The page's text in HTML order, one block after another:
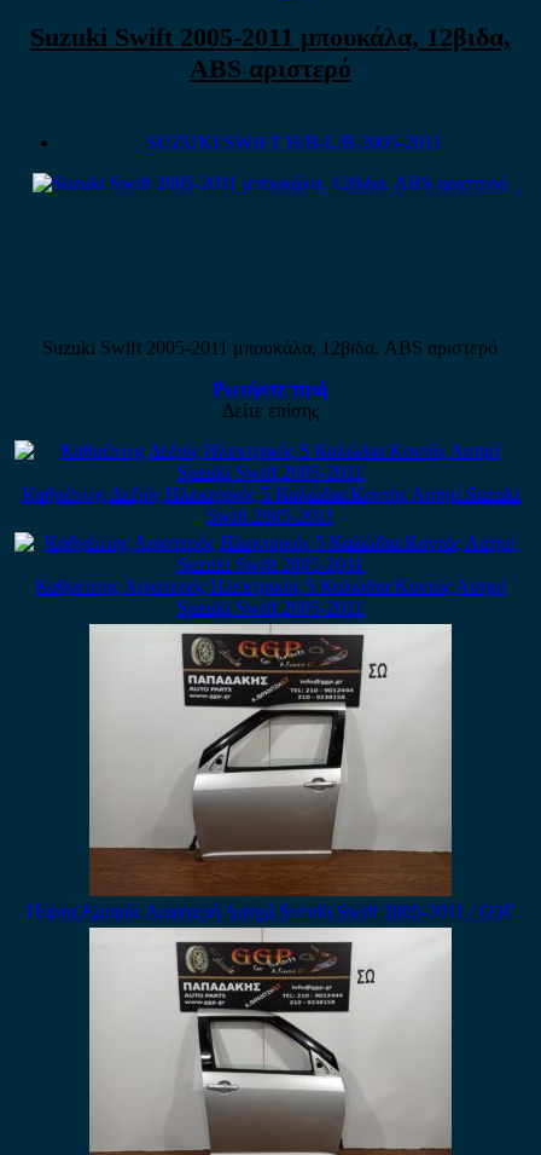
Suzuki Swift 2005-2011 μπουκάλα, 12βιδα,
ABS αριστερό
SUZUKI SWIFT H/B-L/B 2005-2011
Suzuki Swift 2005-2011 μπουκάλα, 12βιδα, ABS αριστερό
Ρωτήστε τιμή
Δείτε επίσης
Καθρέπτης Δεξιός Ηλεκτρικός 5 Καλώδια Κοντός Ασημί Suzuki
Swift 2005-2011
Καθρέπτης Αριστερός Ηλεκτρικός 5 Καλώδια Κοντός Ασημί
Suzuki Swift 2005-2011
Πόρτα Εμπρός Αριστερή Ασημί Suzuki Swift 2005-2011 / Ο3Γ